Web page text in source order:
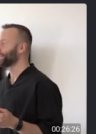
00:26:26